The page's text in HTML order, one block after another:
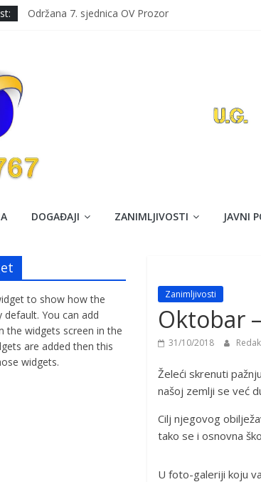
Održana 7. sjednica OV Prozor
DOGAĐAJI ZANIMLJIVOSTI JAVNI
Zanimljivosti
Oktobar
31/10/2018
Želeći skrenuti
našoj zemlji se već
Cilj njegovog
tako se i osnovna
U foto-galeriji koju
to show how the
default. You can add
the widgets screen in the
are added then this
widgets.